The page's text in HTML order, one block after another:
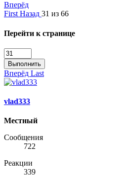
Вперёд
First Назад 31 из 66
Перейти к странице
Выполнить
Вперёд Last
vlad333
Местный
Сообщения
722
Реакции
339